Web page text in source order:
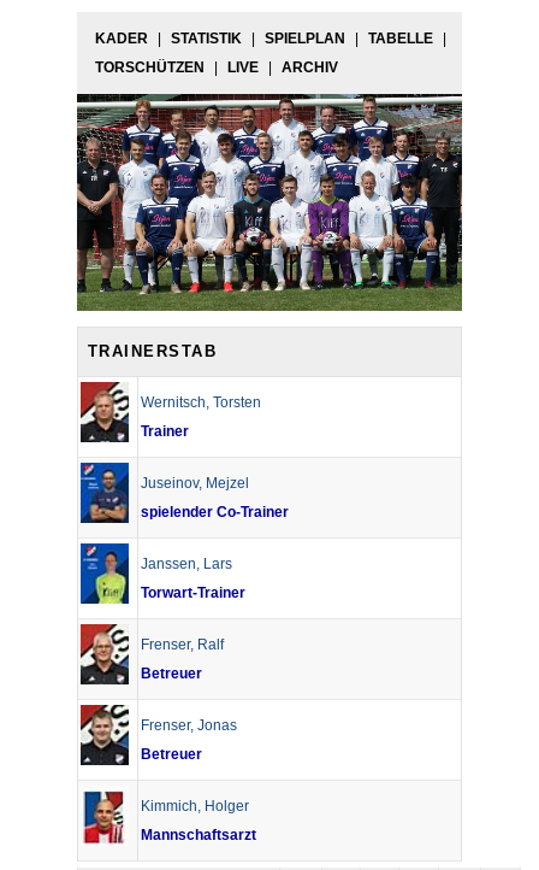
KADER | STATISTIK | SPIELPLAN | TABELLE
|
TORSCHÜTZEN
| LIVE | ARCHIV
TRAINERSTAB
Wernitsch, Torsten
Trainer
Juseinov, Mejzel
spielender Co-Trainer
Janssen, Lars
Torwart-Trainer
Frenser, Ralf
Betreuer
Frenser, Jonas
Betreuer
Kimmich, Holger
Mannschaftsarzt